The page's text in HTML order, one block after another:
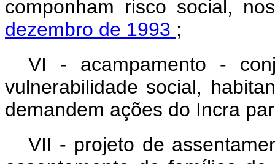
componham risco social,
dezembro de 1993 ;
VI - acampamento -
vulnerabilidade social,
demandem ações do Incra
VII - projeto de